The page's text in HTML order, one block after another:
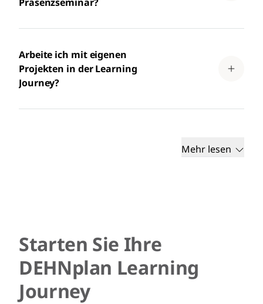
Arbeite ich mit eigenen
Projekten in der Learning
Journey?
Mehr lesen
Starten Sie Ihre
DEHNplan Learning
Journey